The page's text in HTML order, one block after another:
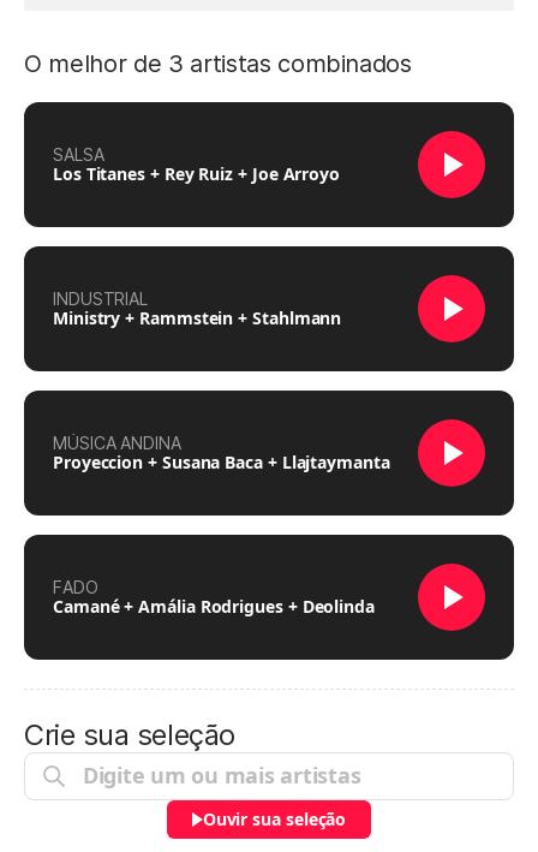
O melhor de 3 artistas combinados
SALSA
Los Titanes + Rey Ruiz + Joe Arroyo
INDUSTRIAL
Ministry + Rammstein + Stahlmann
MÚSICA ANDINA
Proyeccion + Susana Baca + Llajtaymanta
FADO
Camané + Amália Rodrigues + Deolinda
Crie sua seleção
Ouvir sua seleção